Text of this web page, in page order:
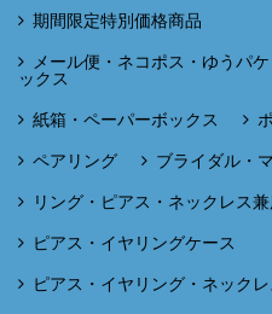
期間限定特別価格商品
メール便・ネコポス・ゆうパ
ックス
紙箱・ペーパーボックス
ペアリング ブライダル・
リング・ピアス・ネックレス
ピアス・イヤリングケース
ピアス・イヤリング・ネック